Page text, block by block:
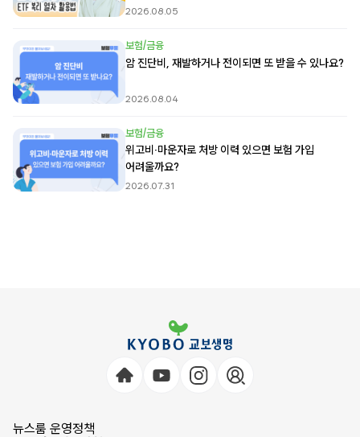
2026.08.05
보험/금융
암 진단비, 재발하거나 전이되면 또 받을 수 있나요?
2026.08.04
보험/금융
위고비·마운자로 처방 이력 있으면 보험 가입
어려울까요?
2026.07.31
뉴스룸 운영정책